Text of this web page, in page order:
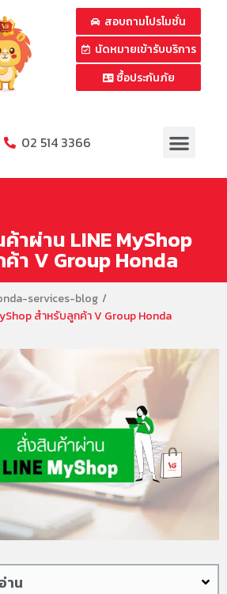
สอบถามโปรโมชั่น
นัดหมายเข้ารับบริการ
ซื้อประกันภัย
02 514 3366
าผ่าน LINE MyShop
า V Group Honda
services-blog
สำหรับลูกค้า V Group Honda
าน